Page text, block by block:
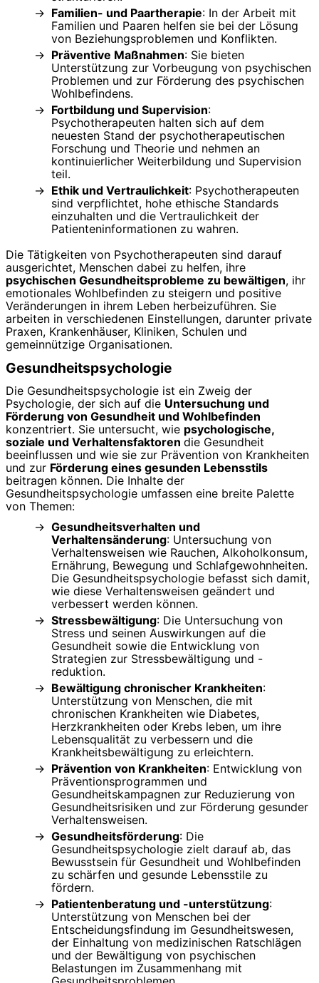
Familien- und Paartherapie: In der Arbeit mit
Familien und Paaren helfen sie bei der Lösung
von Beziehungsproblemen und Konflikten.
Präventive Maßnahmen: Sie bieten
Unterstützung zur Vorbeugung von psychischen
Problemen und zur Förderung des psychischen
Wohlbefindens.
Fortbildung und Supervision:
Psychotherapeuten halten sich auf dem
neuesten Stand der psychotherapeutischen
Forschung und Theorie und nehmen an
kontinuierlicher Weiterbildung und Supervision
teil.
Ethik und Vertraulichkeit: Psychotherapeuten
sind verpflichtet, hohe ethische Standards
einzuhalten und die Vertraulichkeit der
Patienteninformationen zu wahren.
Die Tätigkeiten von Psychotherapeuten sind darauf
ausgerichtet, Menschen dabei zu helfen, ihre
psychischen Gesundheitsprobleme zu bewältigen, ihr
emotionales Wohlbefinden zu steigern und positive
Veränderungen in ihrem Leben herbeizuführen. Sie
arbeiten in verschiedenen Einstellungen, darunter private
Praxen, Krankenhäuser, Kliniken, Schulen und
gemeinnützige Organisationen.
Gesundheitspsychologie
Die Gesundheitspsychologie ist ein Zweig der
Psychologie, der sich auf die Untersuchung und
Förderung von Gesundheit und Wohlbefinden
konzentriert. Sie untersucht, wie psychologische,
soziale und Verhaltensfaktoren die Gesundheit
beeinflussen und wie sie zur Prävention von Krankheiten
und zur Förderung eines gesunden Lebensstils
beitragen können. Die Inhalte der
Gesundheitspsychologie umfassen eine breite Palette
von Themen:
Gesundheitsverhalten und
Verhaltensänderung: Untersuchung von
Verhaltensweisen wie Rauchen, Alkoholkonsum,
Ernährung, Bewegung und Schlafgewohnheiten.
Die Gesundheitspsychologie befasst sich damit,
wie diese Verhaltensweisen geändert und
verbessert werden können.
Stressbewältigung: Die Untersuchung von
Stress und seinen Auswirkungen auf die
Gesundheit sowie die Entwicklung von
Strategien zur Stressbewältigung und -
reduktion.
Bewältigung chronischer Krankheiten:
Unterstützung von Menschen, die mit
chronischen Krankheiten wie Diabetes,
Herzkrankheiten oder Krebs leben, um ihre
Lebensqualität zu verbessern und die
Krankheitsbewältigung zu erleichtern.
Prävention von Krankheiten: Entwicklung von
Präventionsprogrammen und
Gesundheitskampagnen zur Reduzierung von
Gesundheitsrisiken und zur Förderung gesunder
Verhaltensweisen.
Gesundheitsförderung: Die
Gesundheitspsychologie zielt darauf ab, das
Bewusstsein für Gesundheit und Wohlbefinden
zu schärfen und gesunde Lebensstile zu
fördern.
Patientenberatung und -unterstützung:
Unterstützung von Menschen bei der
Entscheidungsfindung im Gesundheitswesen,
der Einhaltung von medizinischen Ratschlägen
und der Bewältigung von psychischen
Belastungen im Zusammenhang mit